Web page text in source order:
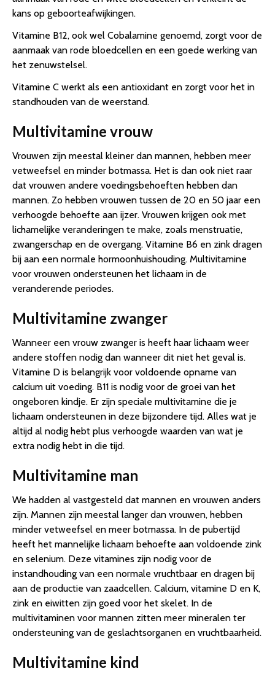
kans op geboorteafwijkingen.
Vitamine B12, ook wel Cobalamine genoemd, zorgt voor de
aanmaak van rode bloedcellen en een goede werking van
het zenuwstelsel.
Vitamine C werkt als een antioxidant en zorgt voor het in
standhouden van de weerstand.
Multivitamine vrouw
Vrouwen zijn meestal kleiner dan mannen, hebben meer
vetweefsel en minder botmassa. Het is dan ook niet raar
dat vrouwen andere voedingsbehoeften hebben dan
mannen. Zo hebben vrouwen tussen de 20 en 50 jaar een
verhoogde behoefte aan ijzer. Vrouwen krijgen ook met
lichamelijke veranderingen te make, zoals menstruatie,
zwangerschap en de overgang. Vitamine B6 en zink dragen
bij aan een normale hormoonhuishouding. Multivitamine
voor vrouwen ondersteunen het lichaam in de
veranderende periodes.
Multivitamine zwanger
Wanneer een vrouw zwanger is heeft haar lichaam weer
andere stoffen nodig dan wanneer dit niet het geval is.
Vitamine D is belangrijk voor voldoende opname van
calcium uit voeding. B11 is nodig voor de groei van het
ongeboren kindje. Er zijn speciale multivitamine die je
lichaam ondersteunen in deze bijzondere tijd. Alles wat je
altijd al nodig hebt plus verhoogde waarden van wat je
extra nodig hebt in die tijd.
Multivitamine man
We hadden al vastgesteld dat mannen en vrouwen anders
zijn. Mannen zijn meestal langer dan vrouwen, hebben
minder vetweefsel en meer botmassa. In de pubertijd
heeft het mannelijke lichaam behoefte aan voldoende zink
en selenium. Deze vitamines zijn nodig voor de
instandhouding van een normale vruchtbaar en dragen bij
aan de productie van zaadcellen. Calcium, vitamine D en K,
zink en eiwitten zijn goed voor het skelet. In de
multivitaminen voor mannen zitten meer mineralen ter
ondersteuning van de geslachtsorganen en vruchtbaarheid.
Multivitamine kind